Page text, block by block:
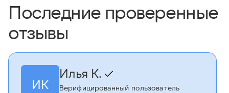
Последние проверенные
отзывы
ИК
Илья К.
Верифицированный пользователь